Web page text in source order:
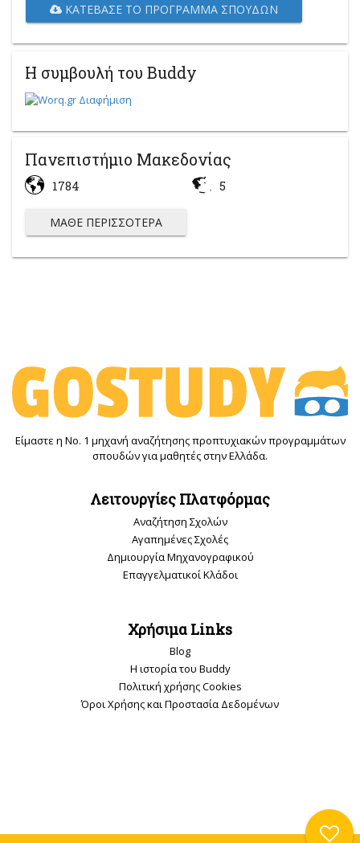
ΚΑΤΈΒΑΣΕ ΤΟ ΠΡΌΓΡΑΜΜΑ ΣΠΟΥΔΏΝ
Η συμβουλή του Buddy
Πανεπιστήμιο Μακεδονίας
1784 5
ΜΆΘΕ ΠΕΡΙΣΣΌΤΕΡΑ
Είμαστε η Νο. 1 μηχανή αναζήτησης προπτυχιακών προγραμμάτων
σπουδών για μαθητές στην Ελλάδα.
Λειτουργίες Πλατφόρμας
Αναζήτηση Σχολών
Αγαπημένες Σχολές
Δημιουργία Μηχανογραφικού
Επαγγελματικοί Κλάδοι
Χρήσιμα Links
Blog
Η ιστορία του Buddy
Πολιτική χρήσης Cookies
Όροι Χρήσης και Προστασία Δεδομένων